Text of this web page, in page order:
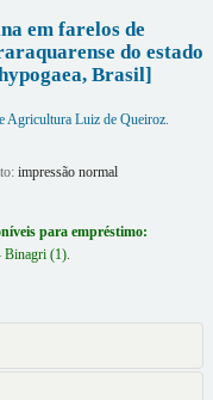
em farelos de
do estado
Brasil]
Agricultura Luiz de Queiroz.
impressão normal
para empréstimo:
Binagri(1).